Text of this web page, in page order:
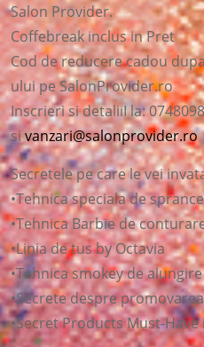
Salon Provider.
Coffebreak inclus in Pret
Cod de reducere cadou
ului pe SalonProvider.ro
Inscrieri si detaliiI la:
sivanzari@salonprovider.ro
Secretele pe care le vei
•Tehnica speciala de
•Tehnica Barbie de
•Linia de tus by Octavia
•Tehnica smokey de alungire
•Secrete despre
•Secret Products Must-